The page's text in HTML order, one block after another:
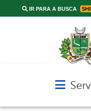
IR PARA A BUSCA
Abrir